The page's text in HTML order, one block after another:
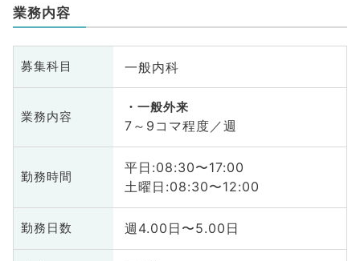
業務内容
募集科目 一般内科
業務内容
一般外来
7～9コマ程度／週
勤務時間
平日:08:30〜17:00
土曜日:08:30〜12:00
勤務日数 週4.00日〜5.00日